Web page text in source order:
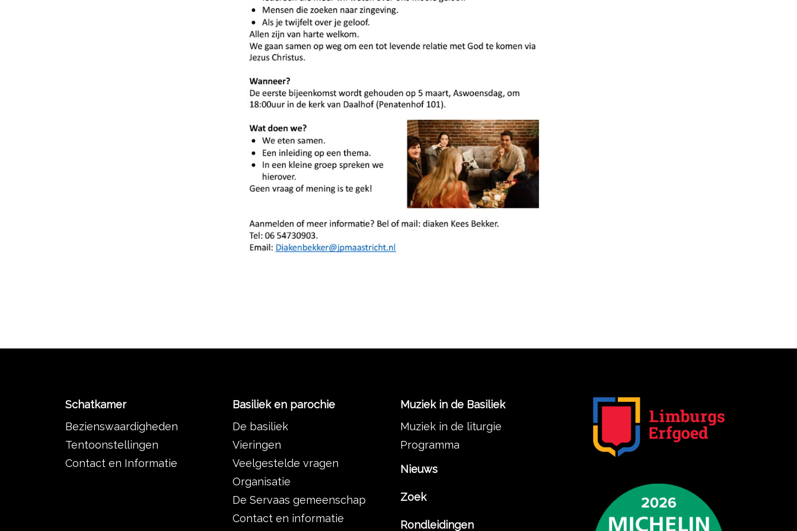
Schatkamer
Bezienswaardigheden
Tentoonstellingen
Contact en Informatie
Basiliek en parochie
De basiliek
Vieringen
Veelgestelde vragen
Organisatie
De Servaas gemeenschap
Contact en informatie
Muziek in de Basiliek
Muziek in de liturgie
Programma
Nieuws
Zoek
Rondleidingen